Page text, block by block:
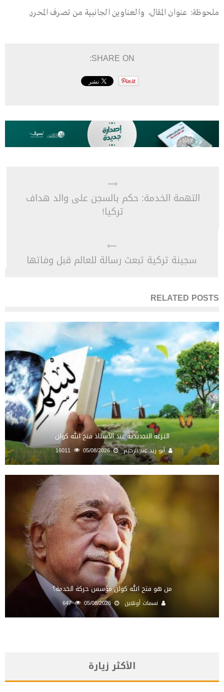
ملحوظة: عنوان المقال، والعناوين الجانبية من تصرف المحرر.
SHARE ON:
التهمة الخدمة: حكم بالسجن على والد هداف
تركيا!
سجينة تركية تبعث رسالة للعالم قبل وفاتها
RELATED POSTS
النـزعة التجديدية عند الأستاذ فتح الله كولن
أبو زيد عبد الرحيم 05/08/2026
16011
من هو فتح الله كولن مؤسس حركة الخدمة؟
نسمات أونلاين 05/08/2026
647
الأكثر زيارة